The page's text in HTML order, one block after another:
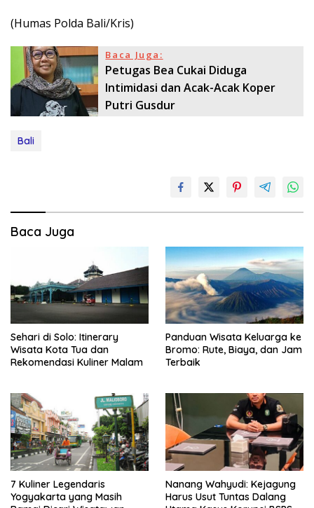
(Humas Polda Bali/Kris)
Baca Juga:
Petugas Bea Cukai Diduga
Intimidasi dan Acak-Acak Koper
Putri Gusdur
Bali
Baca Juga
Sehari di Solo: Itinerary
Wisata Kota Tua dan
Rekomendasi Kuliner Malam
Panduan Wisata Keluarga ke
Bromo: Rute, Biaya, dan Jam
Terbaik
7 Kuliner Legendaris
Yogyakarta yang Masih
Nanang Wahyudi: Kejagung
Harus Usut Tuntas Dalang